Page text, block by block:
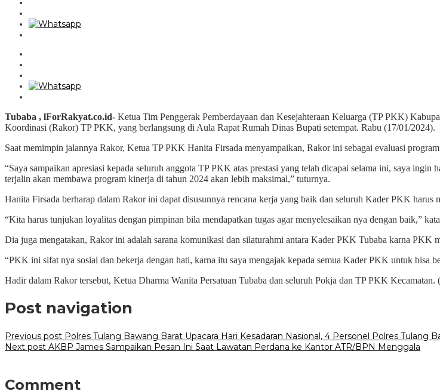
Tubaba , lForRakyat.co.id- Ketua Tim Penggerak Pemberdayaan dan Kesejahteraan Keluarga (TP PKK)
Koordinasi (Rakor) TP PKK, yang berlangsung di Aula Rapat Rumah Dinas Bupati setempat. Rabu (17/01/2024).
Saat memimpin jalannya Rakor, Ketua TP PKK Hanita Firsada menyampaikan, Rakor ini sebagai evaluasi
“Saya sampaikan apresiasi kepada seluruh anggota TP PKK atas prestasi yang telah dicapai selama ini, saya
terjalin akan membawa program kinerja di tahun 2024 akan lebih maksimal,” tuturnya.
Hanita Firsada berharap dalam Rakor ini dapat disusunnya rencana kerja yang baik dan seluruh Kader PKK
“Kita harus tunjukan loyalitas dengan pimpinan bila mendapatkan tugas agar menyelesaikan nya dengan baik,”
Dia juga mengatakan, Rakor ini adalah sarana komunikasi dan silaturahmi antara Kader PKK Tubaba karna PKK
“PKK ini sifat nya sosial dan bekerja dengan hati, karna itu saya mengajak kepada semua Kader PKK untuk bisa
Hadir dalam Rakor tersebut, Ketua Dharma Wanita Persatuan Tubaba dan seluruh Pokja dan TP PKK Kecamatan.
Post navigation
Previous post Polres Tulang Bawang Barat Upacara Hari Kesadaran Nasional, 4 Personel Polres Tulang
Next post AKBP James Sampaikan Pesan Ini Saat Lawatan Perdana ke Kantor ATR/BPN Menggala
Comment